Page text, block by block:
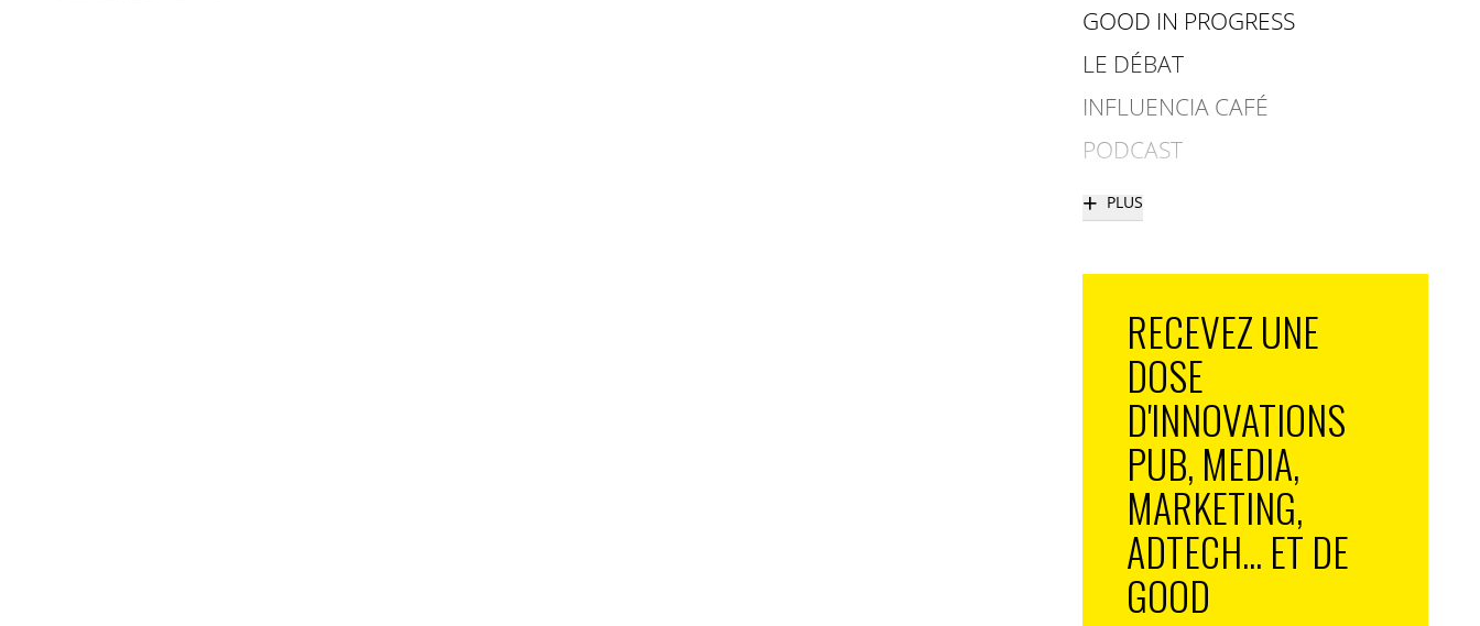
GOOD IN PROGRESS
LE DÉBAT
INFLUENCIA CAFÉ
PODCAST
+ PLUS
RECEVEZ UNE
DOSE
D'INNOVATIONS
PUB, MEDIA,
MARKETING,
ADTECH... ET DE
GOOD